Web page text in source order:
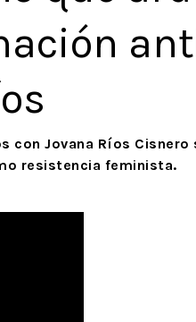
con Jovana Ríos
resistencia feminista.